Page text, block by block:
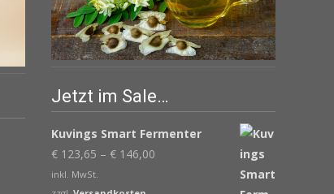
Jetzt im Sale…
Kuvings Smart Fermenter
€ 123,65 – € 146,00
inkl. MwSt.